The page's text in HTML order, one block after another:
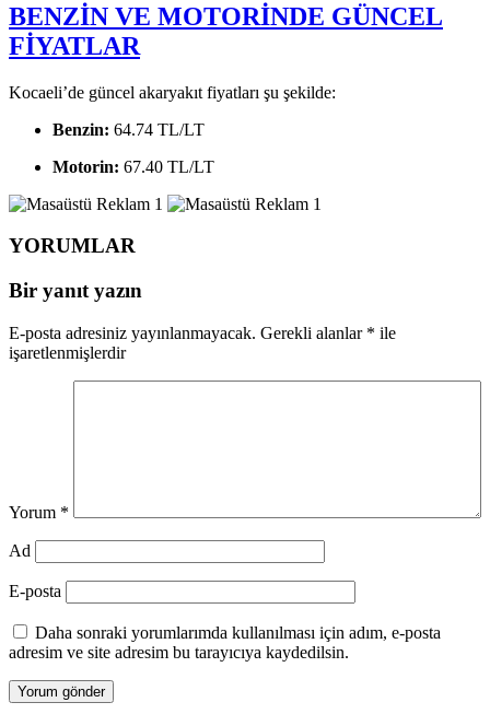
BENZİN VE MOTORİNDE GÜNCEL
FİYATLAR
Kocaeli’de güncel akaryakıt fiyatları şu şekilde:
Benzin: 64.74 TL/LT
Motorin: 67.40 TL/LT
YORUMLAR
Bir yanıt yazın
E-posta adresiniz yayınlanmayacak. Gerekli alanlar * ile
işaretlenmişlerdir
Yorum *
Ad
E-posta
Daha sonraki yorumlarımda kullanılması için adım, e-posta
adresim ve site adresim bu tarayıcıya kaydedilsin.